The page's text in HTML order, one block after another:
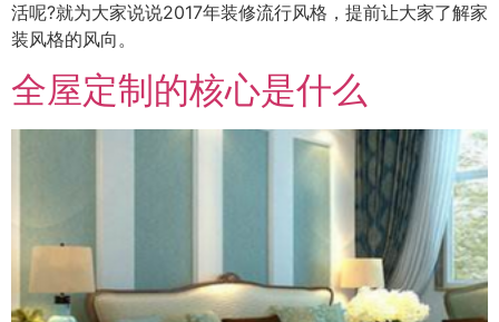
活呢?就为大家说说2017年装修流行风格，提前让大家了解家
装风格的风向。
全屋定制的核心是什么